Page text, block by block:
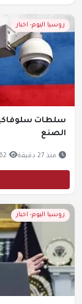
روسيا اليوم- اخبار
سلطات
الصنع
منذ 27 دقيقة
روسيا اليوم- اخبار